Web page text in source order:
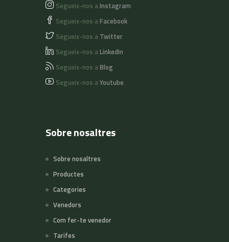
Segueix-nos aInstagram
Segueix-nos aFacebook
Segueix-nos a Twitter
Segueix-nos aLinkedIn
Segueix-nos aBlog
Segueix-nos aYoutube
Sobre nosaltres
Sobre nosaltres
Productes
Categories
Venedors
Com fer-te venedor
Tarifes